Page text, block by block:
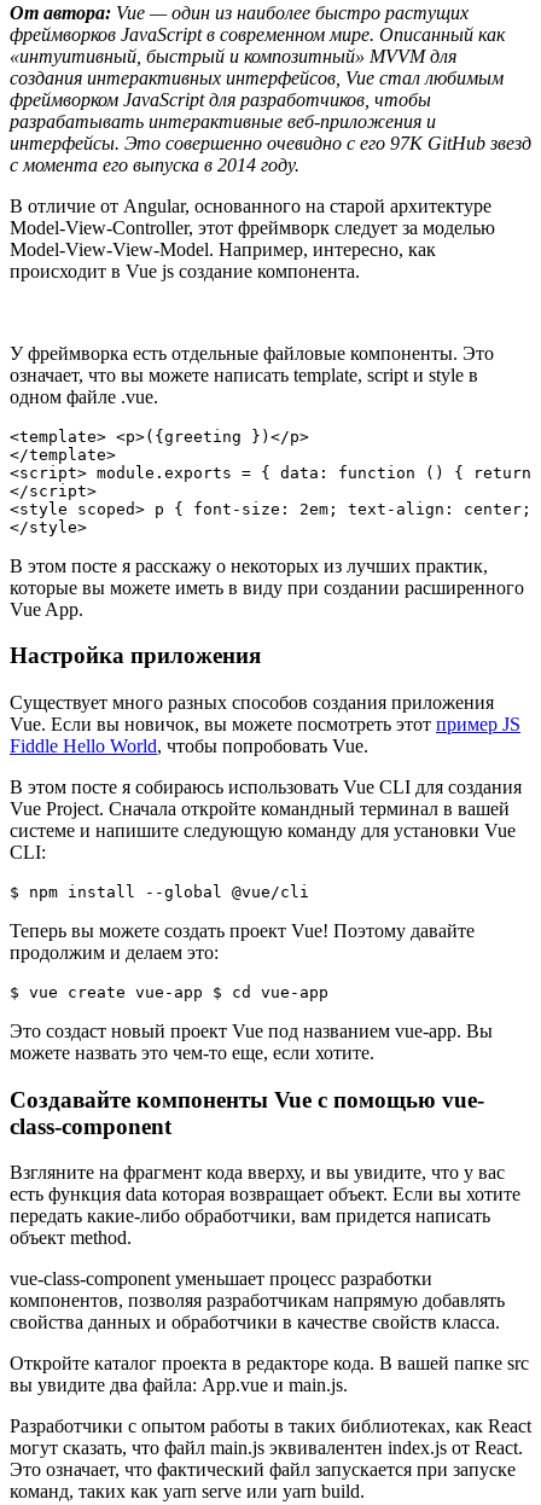
От автора: Vue — один из наиболее быстро растущих
фреймворков JavaScript в современном мире. Описанный как
«интуитивный, быстрый и композитный» MVVM для
создания интерактивных интерфейсов, Vue стал любимым
фреймворком JavaScript для разработчиков, чтобы
разрабатывать интерактивные веб-приложения и
интерфейсы. Это совершенно очевидно с его 97K GitHub звезд
с момента его выпуска в 2014 году.
В отличие от Angular, основанного на старой архитектуре
Model-View-Controller, этот фреймворк следует за моделью
Model-View-View-Model. Например, интересно, как
происходит в Vue js создание компонента.
У фреймворка есть отдельные файловые компоненты. Это
означает, что вы можете написать template, script и style в
одном файле .vue.
<template> <p>({greeting })</p>
</template>
<script> module.exports = { data: function () {
</script>
<style scoped> p { font-size: 2em; text-align: center;
В этом посте я расскажу о некоторых из лучших практик,
которые вы можете иметь в виду при создании расширенного
Vue App.
Настройка приложения
Существует много разных способов создания приложения
Vue. Если вы новичок, вы можете посмотреть этот пример JS
Fiddle Hello World, чтобы попробовать Vue.
В этом посте я собираюсь использовать Vue CLI для создания
Vue Project. Сначала откройте командный терминал в вашей
системе и напишите следующую команду для установки Vue
CLI:
Теперь вы можете создать проект Vue! Поэтому давайте
продолжим и делаем это:
$ vue create vue-app $ cd vue-app
Это создаст новый проект Vue под названием vue-app. Вы
можете назвать это чем-то еще, если хотите.
Создавайте компоненты Vue с помощью vue-
class-component
Взгляните на фрагмент кода вверху, и вы увидите, что у вас
есть функция data которая возвращает объект. Если вы хотите
передать какие-либо обработчики, вам придется написать
объект method.
vue-class-component уменьшает процесс разработки
компонентов, позволяя разработчикам напрямую добавлять
свойства данных и обработчики в качестве свойств класса.
Откройте каталог проекта в редакторе кода. В вашей папке src
вы увидите два файла: App.vue и main.js.
Разработчики с опытом работы в таких библиотеках, как React
могут сказать, что файл main.js эквивалентен index.js от React.
Это означает, что фактический файл запускается при запуске
команд, таких как yarn serve или yarn build.